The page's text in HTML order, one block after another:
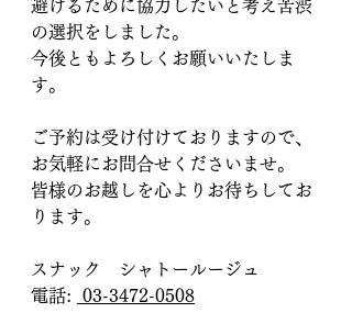
避けるために協力したいと考え苦渋
の選択をしました。
​今後ともよろしくお願いいたしま
す。
ご予約は受け付けておりますので、
お気軽にお問合せくださいませ。
​皆様のお越しを心よりお待ちしてお
ります。
スナック　シャトールージュ
電話:
03-3472-0508